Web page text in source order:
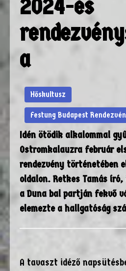
2024-es
a
Hőskultusz
Festung Budapest
Idén ötödik alkalommal
Ostromkalauzra február
rendezvény történetében
oldalon. Retkes Tamás
a Duna bal partján fekvő
elemezte a hallgatóság
A tavaszt idéző